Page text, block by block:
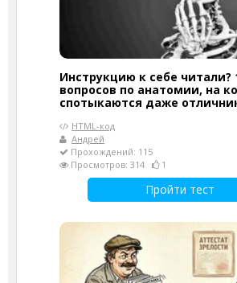
Инструкцию к себе читали?
вопросов по анатомии, на
спотыкаются даже
HTML-код
Андрей
Прохождений: 115
Просмотров: 314
1
Пройти тест